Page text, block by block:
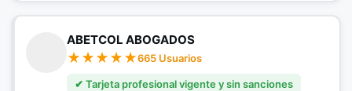
ABETCOL ABOGADOS
665 Usuarios
✔ Tarjeta profesional vigente y sin sanciones